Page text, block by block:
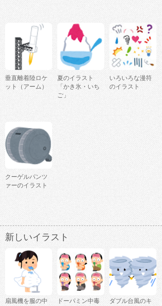
垂直離着陸ロケ
ット（アーム）
夏のイラスト
「かき氷・いち
ご」
いろいろな漫符
のイラスト
クーゲルパンツ
ァーのイラスト
新しいイラスト
扇風機を服の中
ドーパミン中毒
ダブル台風のキ